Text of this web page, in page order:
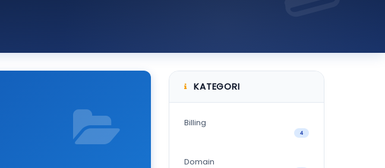
KATEGORI
Billing
4
Domain